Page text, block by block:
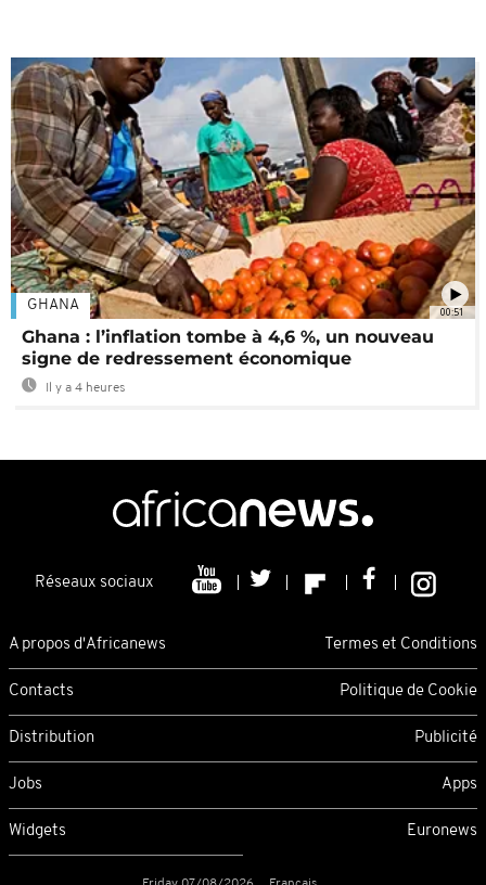
00:51
GHANA
Ghana : l’inflation tombe à 4,6 %, un nouveau
signe de redressement économique
Il y a 4 heures
Réseaux sociaux
A propos d'Africanews Termes et Conditions
Contacts Politique de Cookie
Distribution Publicité
Jobs Apps
Widgets Euronews